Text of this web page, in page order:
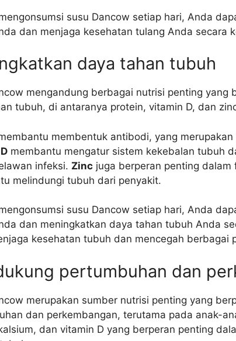
susu Dancow setiap hari, Anda
dan menjaga kesehatan tulang Anda secara
daya tahan tubuh
mengandung berbagai nutrisi penting yang
tubuh, di antaranya protein, vitamin D, dan
membentuk antibodi, yang
membantu mengatur sistem kekebalan tubuh
infeksi. Zinc juga berperan penting
melindungi tubuh dari penyakit.
susu Dancow setiap hari, Anda
dan meningkatkan daya tahan tubuh Anda
kesehatan tubuh dan mencegah berbagai
pertumbuhan dan
merupakan sumber nutrisi penting yang
dan perkembangan, terutama pada anak-
dan vitamin D yang berperan penting